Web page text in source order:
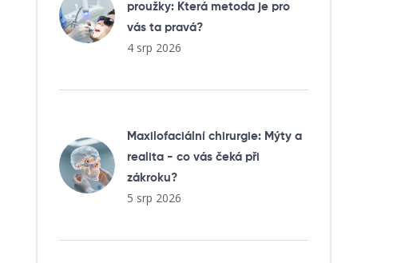
proužky: Která metoda je pro
vás ta pravá?
4 srp 2026
Maxilofaciální chirurgie: Mýty a
realita - co vás čeká při
zákroku?
5 srp 2026